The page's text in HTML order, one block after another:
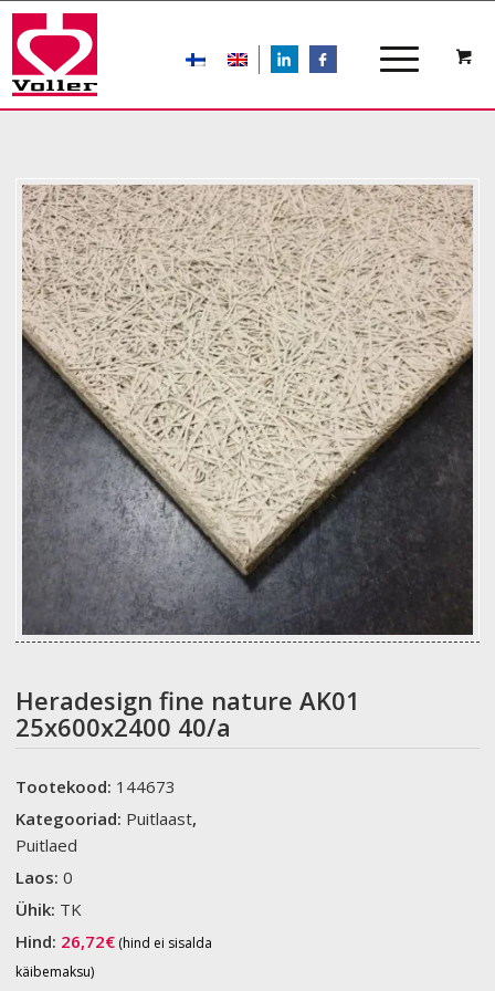
LIn
Heradesign fine nature AK01
25x600x2400 40/a
Tootekood: 144673
Kategooriad: Puitlaast,
Puitlaed
Laos:0
Ühik: TK
Hind: 26,72€ (hind ei sisalda
käibemaksu)